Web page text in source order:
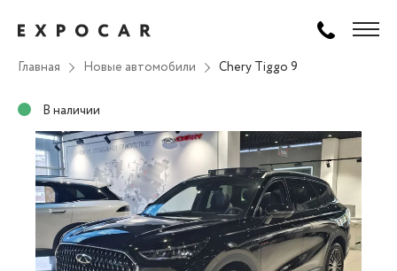
Главная Новые автомобили Chery Tiggo 9
В наличии